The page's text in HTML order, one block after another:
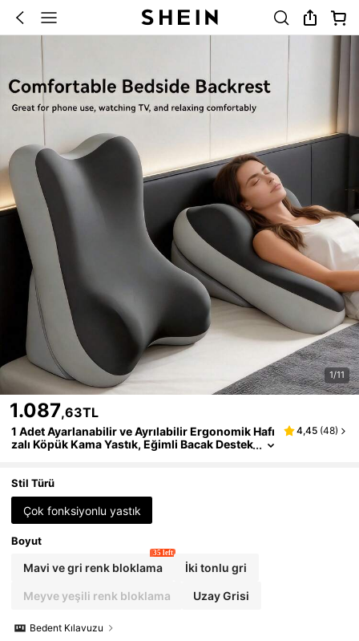
1/11
1.087,63TL
1 Adet Ayarlanabilir ve Ayrılabilir Ergonomik Hafı
zalı Köpük Kama Yastık, Eğimli Bacak Destek
İçin Uygun
4,45 (48)
Stil Türü
Çok fonksiyonlu yastık
Boyut
Mavi ve gri renk bloklama
35 left
İki tonlu gri
Meyve yeşili renk bloklama Uzay Grisi
Bedent Kılavuzu